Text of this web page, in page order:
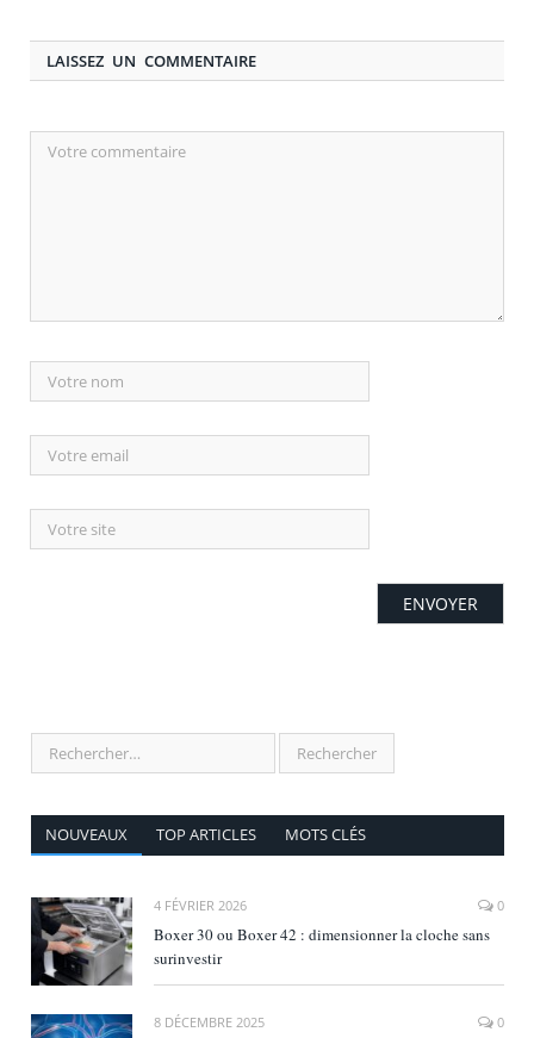
LAISSEZ UN COMMENTAIRE
NOUVEAUX TOP ARTICLES MOTS CLÉS
4 FÉVRIER 2026 0
Boxer 30 ou Boxer 42 : dimensionner la cloche sans
surinvestir
8 DÉCEMBRE 2025 0